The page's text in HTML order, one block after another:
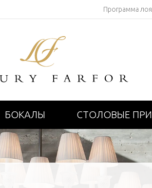
Программа
БОКАЛЫ СТОЛОВЫЕ